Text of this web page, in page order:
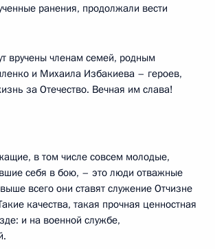
ранения, продолжали вести
вручены членам семей, родным
и Михаила Избакиева – героев,
за Отечество. Вечная им слава!
в том числе совсем молодые,
себя в бою, – это люди отважные
всего они ставят служение Отчизне
качества, такая прочная ценностная
и на военной службе,